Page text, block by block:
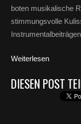
boten musikalische
stimmungsvolle
Weiterlesen
DIESEN POST